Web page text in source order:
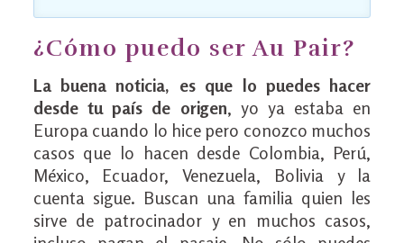
¿Cómo puedo ser Au Pair?
La buena noticia, es que lo puedes hacer
desde tu país de origen, yo ya estaba en
Europa cuando lo hice pero conozco muchos
casos que lo hacen desde Colombia, Perú,
México, Ecuador, Venezuela, Bolivia y la
cuenta sigue. Buscan una familia quien les
sirve de patrocinador y en muchos casos,